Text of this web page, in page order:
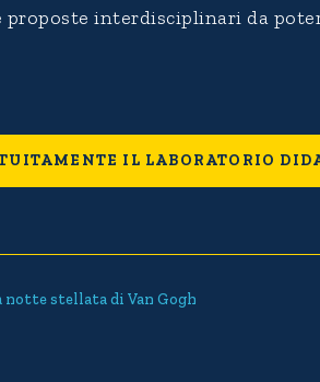
proposte interdisciplinari da
IL LABORATORIO
notte stellata di Van Gogh